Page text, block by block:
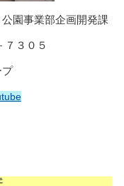
園事業部企画開発課
７３０５